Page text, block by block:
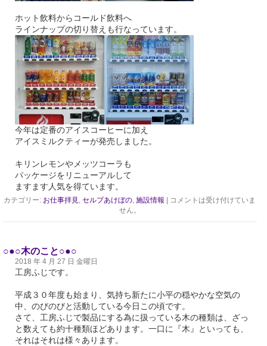
ホット飲料からコールド飲料へ
ラインナップの切り替えも行なっています。
今年は定番のアイスコーヒーに加え
アイスミルクティーが発売しました。
キリンレモンやメッツコーラも
パッケージをリニューアルして
ますます人気を得ています。
カテゴリー: お仕事拝見,セルプあけぼの,施設情報
コメントは受け付けていま
せん。
○●○木のこと○●○
2018 年 4 月 27 日 金曜日
工房ふじです。
平成３０年度も始まり、気持ち新たに小平の穏やかな空気の
中、のびのびと活動している今日この頃です。
さて、工房ふじで製品にする為に扱っている木の種類は、ざっ
と数えても約十種類ほどあります。一口に『木』といっても、
それはそれは様々あります。